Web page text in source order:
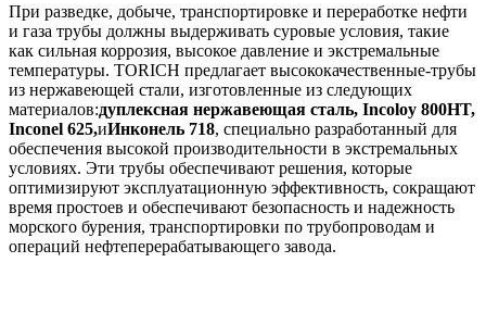
При разведке, добыче, транспортировке и переработке нефти
и газа трубы должны выдерживать суровые условия, такие
как сильная коррозия, высокое давление и экстремальные
температуры. TORICH предлагает высококачественные-трубы
из нержавеющей стали, изготовленные из следующих
материалов:дуплексная нержавеющая сталь, Incoloy 800HT,
Inconel 625,иИнконель 718, специально разработанный для
обеспечения высокой производительности в экстремальных
условиях. Эти трубы обеспечивают решения, которые
оптимизируют эксплуатационную эффективность, сокращают
время простоев и обеспечивают безопасность и надежность
морского бурения, транспортировки по трубопроводам и
операций нефтеперерабатывающего завода.